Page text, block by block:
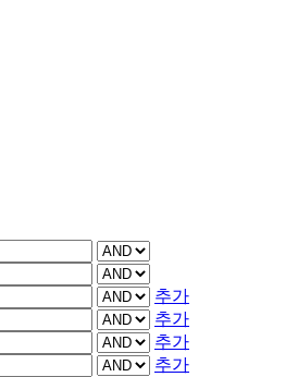
추가
추가
추가
추가